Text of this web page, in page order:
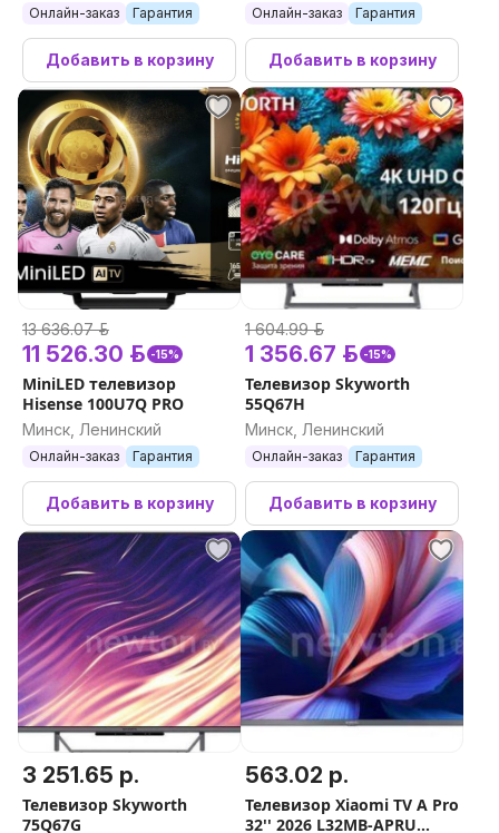
Онлайн-заказ Гарантия
Добавить в корзину
Онлайн-заказ Гарантия
Добавить в корзину
13 636.07 р.
11 526.30 р. -15%
MiniLED телевизор
Hisense 100U7Q PRO
Минск, Ленинский
Онлайн-заказ Гарантия
Добавить в корзину
1 604.99 р.
1 356.67 р. -15%
Телевизор Skyworth
55Q67H
Минск, Ленинский
Онлайн-заказ Гарантия
Добавить в корзину
3 251.65 р.
Телевизор Skyworth
75Q67G
563.02 р.
Телевизор Xiaomi TV A Pro
32'' 2026 L32MB-APRU